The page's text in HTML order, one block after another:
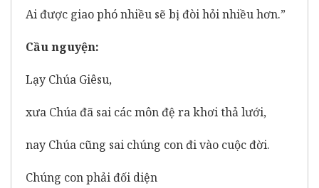
Ai được giao phó nhiều sẽ bị đòi hỏi nhiều hơn.”
Cầu nguyện:
Lạy Chúa Giêsu,
xưa Chúa đã sai các môn đệ ra khơi thả lưới,
nay Chúa cũng sai chúng con đi vào cuộc đời.
Chúng con phải đối diện